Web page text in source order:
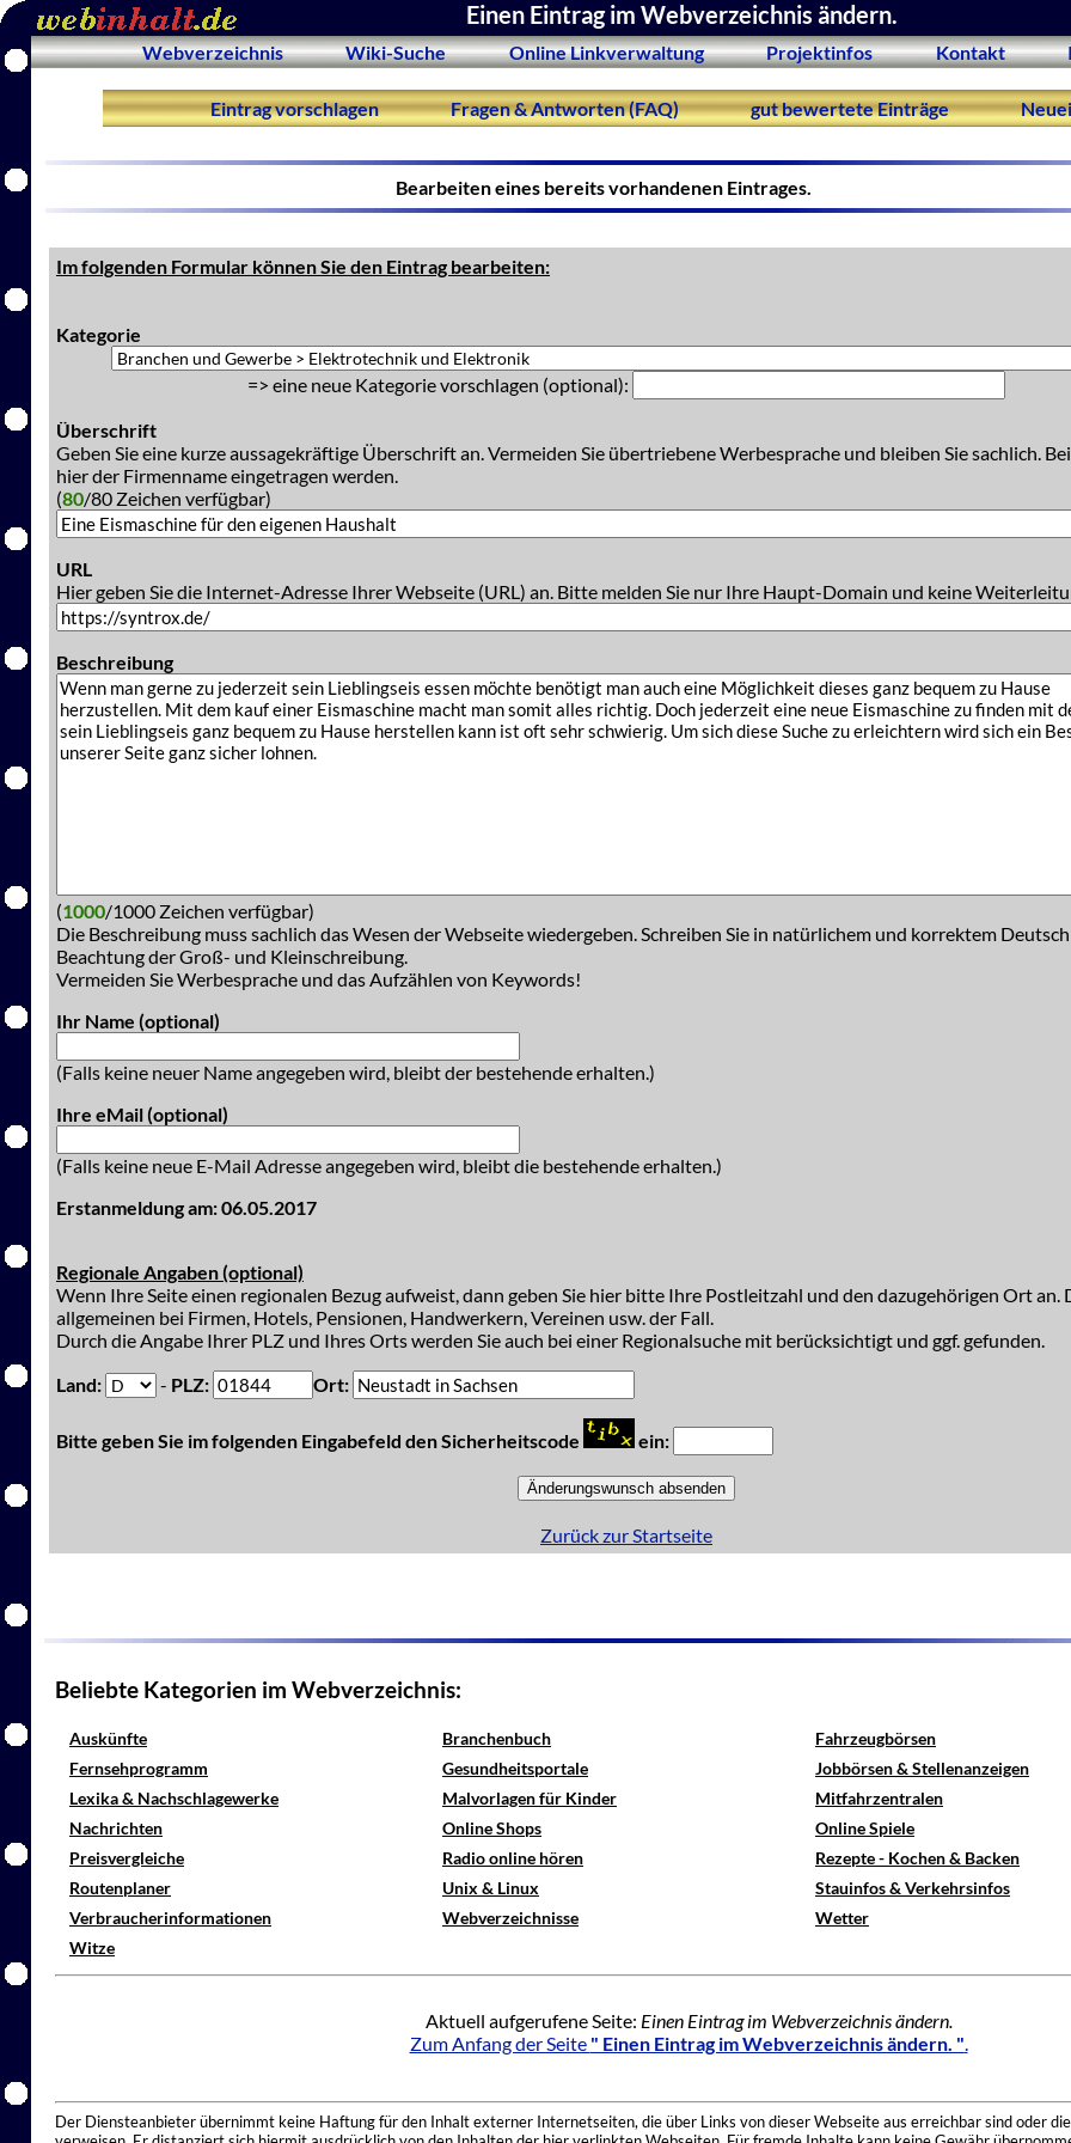
Einen Eintrag im Webverzeichnis ändern.
Webverzeichnis Wiki-Suche Online Linkverwaltung Projektinfos Kontakt
Eintrag vorschlagen Fragen & Antworten (FAQ) gut bewertete Einträge
Bearbeiten eines bereits vorhandenen Eintrages.
Im folgenden Formular können Sie den Eintrag bearbeiten:
Kategorie
=> eine neue Kategorie vorschlagen (optional):
Überschrift
Geben Sie eine kurze aussagekräftige Überschrift an. Vermeiden Sie übertriebene Werbesprache und bleiben Sie sachlich.
hier der Firmenname eingetragen werden.
(80/80 Zeichen verfügbar)
URL
Hier geben Sie die Internet-Adresse Ihrer Webseite (URL) an. Bitte melden Sie nur Ihre Haupt-Domain und keine
Beschreibung
(1000/1000 Zeichen verfügbar)
Die Beschreibung muss sachlich das Wesen der Webseite wiedergeben. Schreiben Sie in natürlichem und korrektem
Beachtung der Groß- und Kleinschreibung.
Vermeiden Sie Werbesprache und das Aufzählen von Keywords!
Ihr Name (optional)
(Falls keine neuer Name angegeben wird, bleibt der bestehende erhalten.)
Ihre eMail (optional)
(Falls keine neue E-Mail Adresse angegeben wird, bleibt die bestehende erhalten.)
Erstanmeldung am: 06.05.2017
Regionale Angaben (optional)
Wenn Ihre Seite einen regionalen Bezug aufweist, dann geben Sie hier bitte Ihre Postleitzahl und den dazugehörigen Ort an.
allgemeinen bei Firmen, Hotels, Pensionen, Handwerkern, Vereinen usw. der Fall.
Durch die Angabe Ihrer PLZ und Ihres Orts werden Sie auch bei einer Regionalsuche mit berücksichtigt und ggf. gefunden.
Land:
- PLZ: Ort:
Bitte geben Sie im folgenden Eingabefeld den Sicherheitscode ein:
Zurück zur Startseite
Beliebte Kategorien im Webverzeichnis:
Auskünfte Branchenbuch
Fahrzeugbörsen
Fernsehprogramm
Gesundheitsportale
Jobbörsen & Stellenanzeigen
Lexika & Nachschlagewerke
Malvorlagen für Kinder
Mitfahrzentralen
Nachrichten
Online Shops
Online Spiele
Preisvergleiche
Radio online hören
Rezepte - Kochen & Backen
Routenplaner
Unix & Linux
Stauinfos & Verkehrsinfos
Verbraucherinformationen
Webverzeichnisse
Wetter
Witze
Aktuell aufgerufene Seite: Einen Eintrag im Webverzeichnis ändern.
Zum Anfang der Seite " Einen Eintrag im Webverzeichnis ändern. ".
Der Diensteanbieter übernimmt keine Haftung für den Inhalt externer Internetseiten, die über Links von dieser Webseite aus erreichbar sind oder